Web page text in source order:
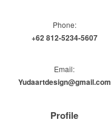
Phone:
+62 812-5234-5607
Email:
Yudaartdesign@gmail.com
Profile